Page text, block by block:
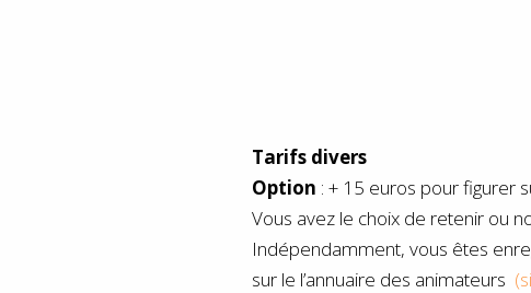
Tarifs divers
Option : + 15 euros pour figurer
Vous avez le choix de retenir ou
Indépendamment, vous êtes
sur le l’annuaire des animateurs